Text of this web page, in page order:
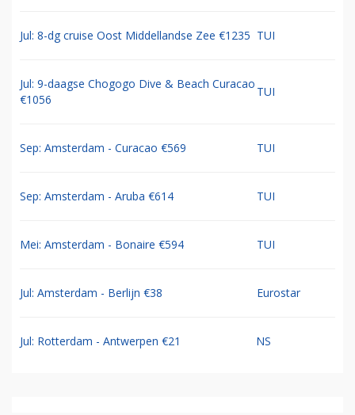
Jul: 8-dg cruise Oost Middellandse Zee €1235 TUI
Jul: 9-daagse Chogogo Dive & Beach Curacao
€1056
TUI
Sep: Amsterdam - Curacao €569 TUI
Sep: Amsterdam - Aruba €614 TUI
Mei: Amsterdam - Bonaire €594 TUI
Jul: Amsterdam - Berlijn €38 Eurostar
Jul: Rotterdam - Antwerpen €21 NS